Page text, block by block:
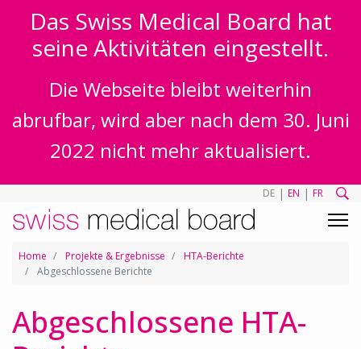
Das Swiss Medical Board hat
seine Aktivitäten eingestellt.
Die Webseite bleibt weiterhin
abrufbar, wird aber nach dem 30. Juni
2022 nicht mehr aktualisiert.
DE | EN | FR
Home Projekte & Ergebnisse
HTA-Berichte
Abgeschlossene Berichte
Abgeschlossene HTA-